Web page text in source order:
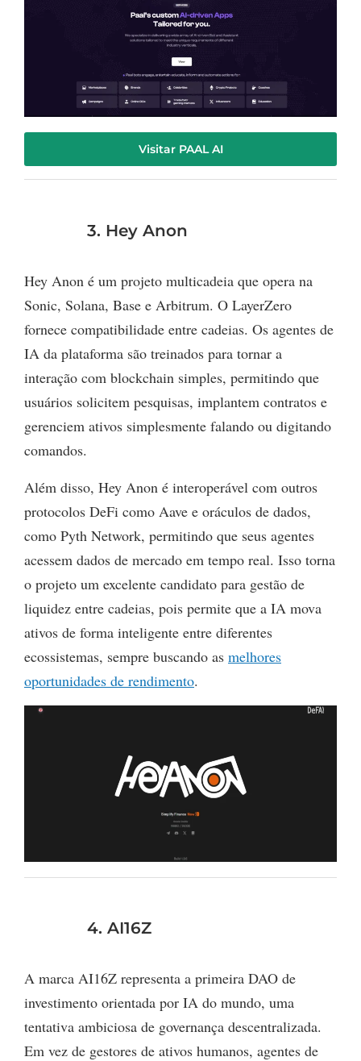
Visitar PAAL AI
3. Hey Anon
Hey Anon é um projeto multicadeia que opera na
Sonic, Solana, Base e Arbitrum. O LayerZero
fornece compatibilidade entre cadeias. Os agentes de
IA da plataforma são treinados para tornar a
interação com blockchain simples, permitindo que
usuários solicitem pesquisas, implantem contratos e
gerenciem ativos simplesmente falando ou digitando
comandos.
Além disso, Hey Anon é interoperável com outros
protocolos DeFi como Aave e oráculos de dados,
como Pyth Network, permitindo que seus agentes
acessem dados de mercado em tempo real. Isso torna
o projeto um excelente candidato para gestão de
liquidez entre cadeias, pois permite que a IA mova
ativos de forma inteligente entre diferentes
ecossistemas, sempre buscando as melhores
oportunidades de rendimento.
4. AI16Z
A marca AI16Z representa a primeira DAO de
investimento orientada por IA do mundo, uma
tentativa ambiciosa de governança descentralizada.
Em vez de gestores de ativos humanos, agentes de